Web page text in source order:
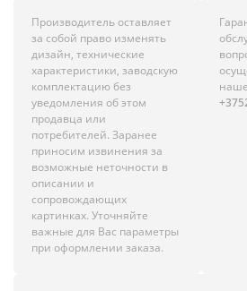
Производитель оставляет
за собой право изменять
дизайн, технические
характеристики, заводскую
комплектацию без
уведомления об этом
продавца или
потребителей. Заранее
приносим извинения за
возможные неточности в
описании и
сопровождающих
картинках. Уточняйте
важные для Вас параметры
при оформлении заказа.